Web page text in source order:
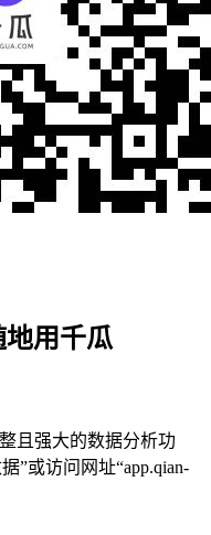
用千瓜
且强大的数据分析功
”或访问网址“app.qian-